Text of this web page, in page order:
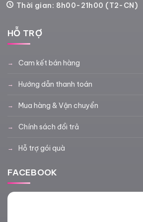
Thời gian: 8h00-21h00 (T2-CN)
HỖ TRỢ
Cam kết bán hàng
Hướng dẫn thanh toán
Mua hàng & Vận chuyển
Chính sách đổi trả
Hỗ trợ gói quà
FACEBOOK